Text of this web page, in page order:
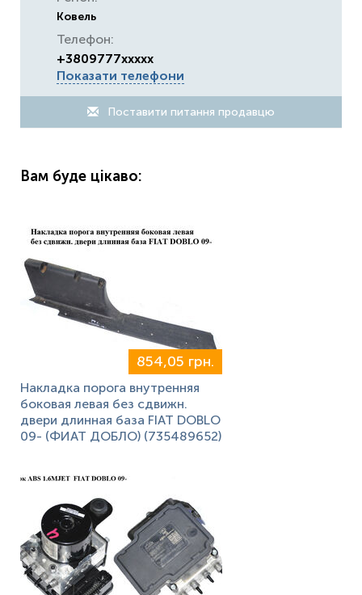
Ковель
Телефон:
+3809777xxxxx
Показати телефони
Поставити питання продавцю
Вам буде цікаво:
854,05 грн.
Накладка порога внутренняя
боковая левая без сдвижн.
двери длинная база FIAT DOBLO
09- (ФИАТ ДОБЛО) (735489652)